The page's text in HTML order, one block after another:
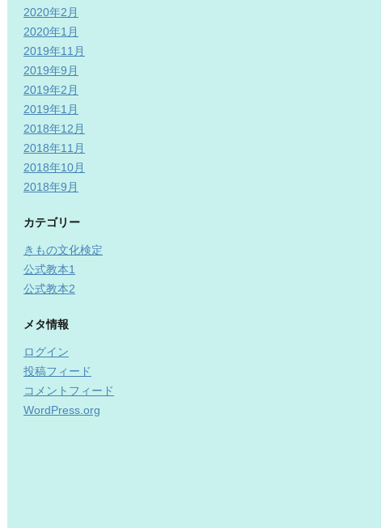
2020年2月
2020年1月
2019年11月
2019年9月
2019年2月
2019年1月
2018年12月
2018年11月
2018年10月
2018年9月
カテゴリー
きもの文化検定
公式教本1
公式教本2
メタ情報
ログイン
投稿フィード
コメントフィード
WordPress.org